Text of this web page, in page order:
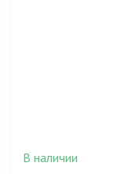
В наличии